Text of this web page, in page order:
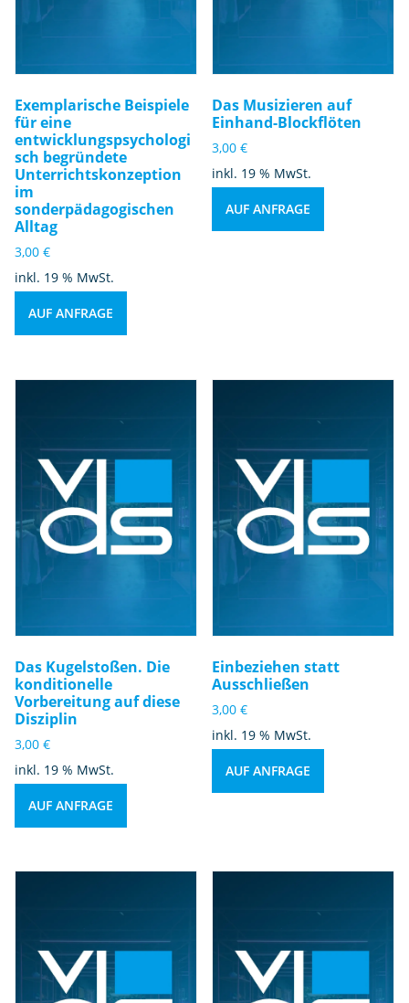
Exemplarische Beispiele
für eine
entwicklungspsychologi
sch begründete
Unterrichtskonzeption
im
sonderpädagogischen
Alltag
3,00 €
inkl. 19 % MwSt.
AUF ANFRAGE
Das Musizieren auf
Einhand-Blockflöten
3,00€
inkl. 19 % MwSt.
AUF ANFRAGE
Das Kugelstoßen. Die
konditionelle
Vorbereitung auf diese
Disziplin
3,00 €
inkl. 19 % MwSt.
AUF ANFRAGE
Einbeziehen statt
Ausschließen
3,00€
inkl. 19 % MwSt.
AUF ANFRAGE